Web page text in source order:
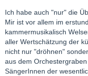
Ich habe auch "nur" die
Mir ist vor allem im
kammermusikalisch
aller Wertschätzung der
nicht nur "dröhnen"
aus dem
SängerInnen der